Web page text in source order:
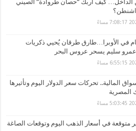
الداخل… كيف أربك “حصان طروادة” الصيني
مساءً
في الأوبرا…طارق طرقان يُحيي ذكريات
سليم يسحر عروس البحر
مساءً
المالية.. تحركات سعر الدولار اليوم وتأثيرها
المصرية
مساءً
متوقعة في أسعار الذهب اليوم وتوقعات الصاغة